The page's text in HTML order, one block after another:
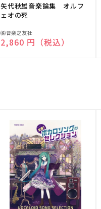
矢代秋雄音楽論集 オルフ
ェオの死
販
売
㈱音楽之友社
通常価格
2,860 円（税込）